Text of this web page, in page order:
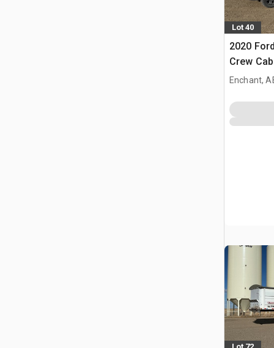
Lot 40
2020
Crew
Enchant,